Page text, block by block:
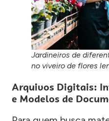
Jardineiros de
no viveiro de flores
Arquivos Digitais:
e Modelos de